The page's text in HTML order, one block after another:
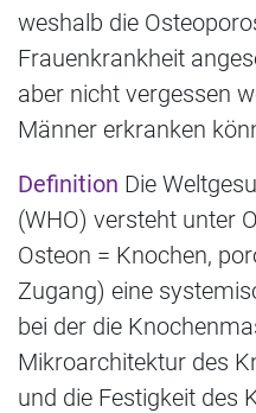
weshalb die
Frauenkrankheit
aber nicht vergessen
Männer erkranken
Definition Die
(WHO) versteht unter
Osteon = Knochen,
Zugang) eine
bei der die
Mikroarchitektur des
und die Festigkeit des